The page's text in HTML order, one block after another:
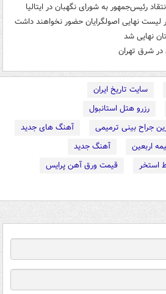
رئیس‌جمهور به شورای نگهبان در ایتالیا
لیست نهایی اصولگرایان حضور نخواهند داشت
در شرق تهران
سایت تاریخ ایران
رزرو هتل استانبول
جراح بینی ترمیمی
آهنگ های جدید
اربعین
آهنگ جدید
استخر
قیمت ورق آهن پرایس